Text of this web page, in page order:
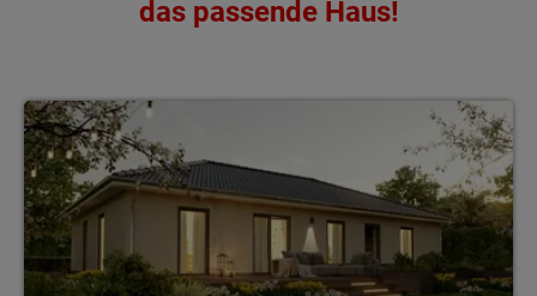
das passende Haus!
Bungalows